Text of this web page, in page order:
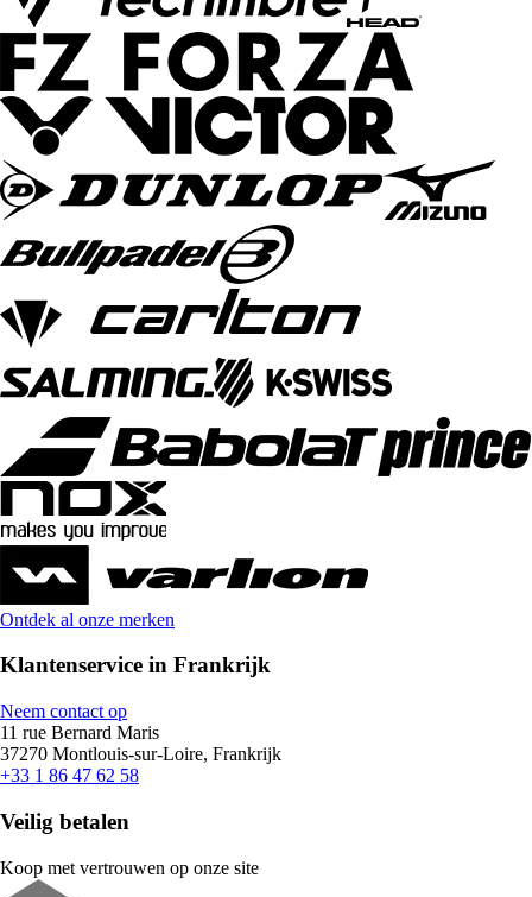
Ontdek al onze merken
Klantenservice in Frankrijk
Neem contact op
11 rue Bernard Maris
37270 Montlouis-sur-Loire, Frankrijk
+33 1 86 47 62 58
Veilig betalen
Koop met vertrouwen op onze site